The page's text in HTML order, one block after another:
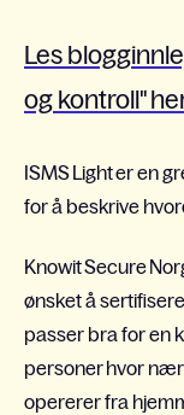
Les
og kontroll"
ISMS Light er en
for å beskrive
Knowit Secure
ønsket å
passer bra for en
personer hvor
opererer fra